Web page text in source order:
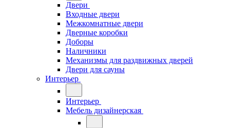
Двери
Входные двери
Межкомнатные двери
Дверные коробки
Доборы
Наличники
Механизмы для раздвижных дверей
Двери для сауны
Интерьер
Интерьер
Мебель дизайнерская